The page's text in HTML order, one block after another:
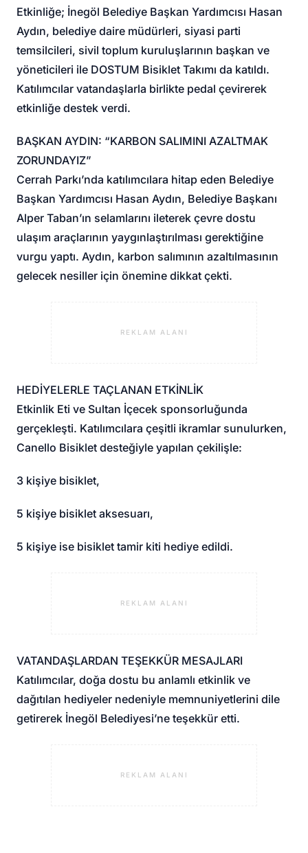
Etkinliğe; İnegöl Belediye Başkan Yardımcısı Hasan
Aydın, belediye daire müdürleri, siyasi parti
temsilcileri, sivil toplum kuruluşlarının başkan ve
yöneticileri ile DOSTUM Bisiklet Takımı da katıldı.
Katılımcılar vatandaşlarla birlikte pedal çevirerek
etkinliğe destek verdi.
BAŞKAN AYDIN: “KARBON SALIMINI AZALTMAK
ZORUNDAYIZ”
Cerrah Parkı’nda katılımcılara hitap eden Belediye
Başkan Yardımcısı Hasan Aydın, Belediye Başkanı
Alper Taban’ın selamlarını ileterek çevre dostu
ulaşım araçlarının yaygınlaştırılması gerektiğine
vurgu yaptı. Aydın, karbon salımının azaltılmasının
gelecek nesiller için önemine dikkat çekti.
REKLAM ALANI
HEDİYELERLE TAÇLANAN ETKİNLİK
Etkinlik Eti ve Sultan İçecek sponsorluğunda
gerçekleşti. Katılımcılara çeşitli ikramlar sunulurken,
Canello Bisiklet desteğiyle yapılan çekilişle:
3 kişiye bisiklet,
5 kişiye bisiklet aksesuarı,
5 kişiye ise bisiklet tamir kiti hediye edildi.
REKLAM ALANI
VATANDAŞLARDAN TEŞEKKÜR MESAJLARI
Katılımcılar, doğa dostu bu anlamlı etkinlik ve
dağıtılan hediyeler nedeniyle memnuniyetlerini dile
getirerek İnegöl Belediyesi’ne teşekkür etti.
REKLAM ALANI